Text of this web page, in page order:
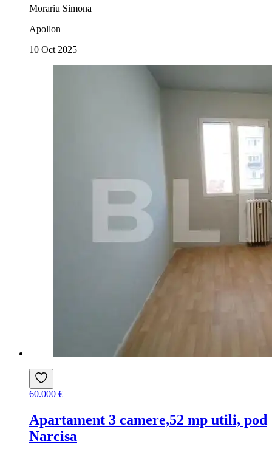
Morariu Simona
Apollon
10 Oct 2025
60.000 €
Apartament 3 camere,52 mp utili, pod
Narcisa